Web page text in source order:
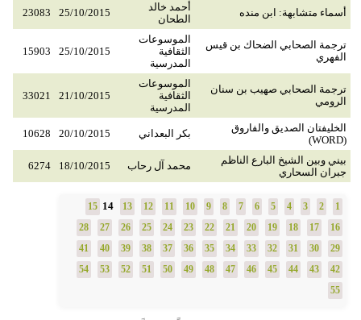
أسماء متشابهة: ابن منده
أحمد خالد
الطحان
25/10/2015
23083
ترجمة الصحابي الضحاك بن قيس
الفهري
الموسوعات
الثقافية
المدرسية
25/10/2015
15903
ترجمة الصحابي صهيب بن سنان
الرومي
الموسوعات
الثقافية
المدرسية
21/10/2015
33021
الخليفتان الصديق والفاروق
(WORD)
بكر البعداني 20/10/2015
10628
بيني وبين الشيخ البارع الناظم
جبران السحاري
محمد آل رحاب 18/10/2015
6274
1
2
3
4
5
6
7
8
9
10
11
12
13
15
16
17
18
19
20
21
22
23
24
25
26
27
28
29
30
31
32
33
34
35
36
37
38
39
40
41
42
43
44
45
46
47
48
49
50
51
52
53
54
55